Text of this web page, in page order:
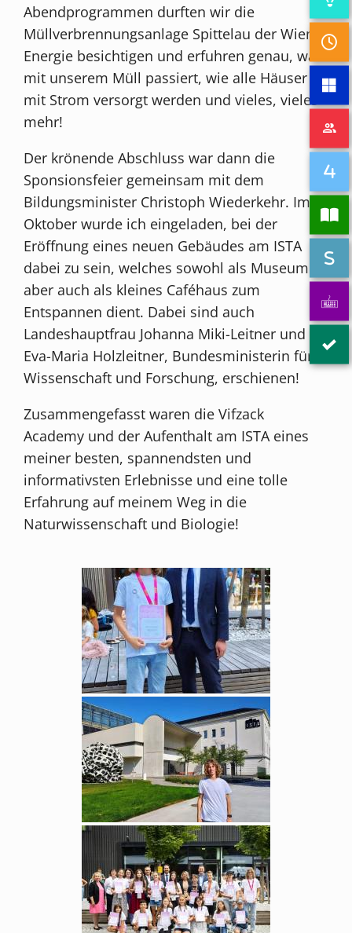
Abendprogrammen durften wir die
Müllverbrennungsanlage Spittelau der Wien
Energie besichtigen und erfuhren genau, was
mit unserem Müll passiert, wie alle Häuser
mit Strom versorgt werden und vieles, vieles
mehr!
Der krönende Abschluss war dann die
Sponsionsfeier gemeinsam mit dem
Bildungsminister Christoph Wiederkehr. Im
Oktober wurde ich eingeladen, bei der
Eröffnung eines neuen Gebäudes am ISTA
dabei zu sein, welches sowohl als Museum
aber auch als kleines Caféhaus zum
Entspannen dient. Dabei sind auch
Landeshauptfrau Johanna Miki-Leitner und
Eva-Maria Holzleitner, Bundesministerin für
Wissenschaft und Forschung, erschienen!
Zusammengefasst waren die Vifzack
Academy und der Aufenthalt am ISTA eines
meiner besten, spannendsten und
informativsten Erlebnisse und eine tolle
Erfahrung auf meinem Weg in die
Naturwissenschaft und Biologie!